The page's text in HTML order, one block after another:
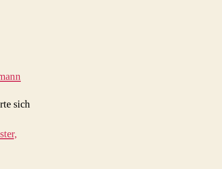
sich